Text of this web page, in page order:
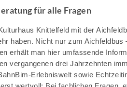
für alle Fragen
Knittelfeld mit der
haben. Nicht nur zum
erhält man hier umfassende
vergangenen drei Jahrzehnten
Erlebniswelt sowie